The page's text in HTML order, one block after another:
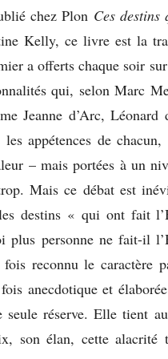
chez Plon Ces
Kelly, ce livre est la
a offerts chaque soir
qui, selon Marc
Jeanne d’Arc,
appétences de
– mais portées à un
Mais ce débat est
destins « qui ont fait
plus personne ne fait-il
reconnu le caractère
anecdotique et
seule réserve. Elle tient
son élan, cette